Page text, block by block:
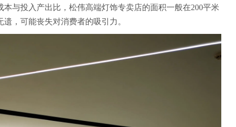
与投入产出比，松伟高端灯饰专卖店的面积一般在200平米
，可能丧失对消费者的吸引力。